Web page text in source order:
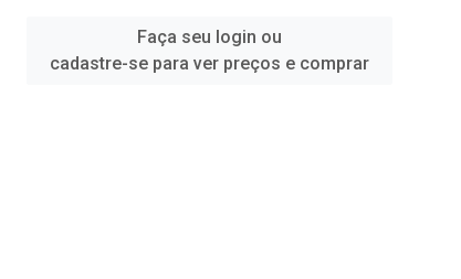
Faça seu login ou
cadastre-se para ver preços e comprar